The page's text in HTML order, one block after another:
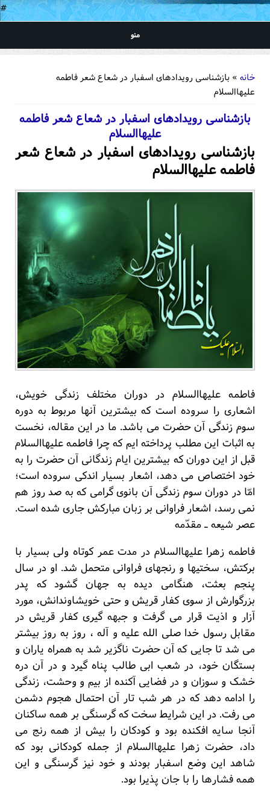
#
منو
خانه » بازشناسی رویدادهای اسفبار در شعاع شعر فاطمه
علیهاالسلام
بازشناسی رویدادهای اسفبار در شعاع شعر فاطمه
علیهاالسلام
بازشناسی رویدادهای اسفبار در شعاع شعر
فاطمه علیهاالسلام
فاطمه علیهاالسلام در دوران مختلف زندگی خویش،
اشعاری را سروده است که بیشترین آنها مربوط به دوره
سوم زندگی آن حضرت می باشد. ما در این مقاله، نخست
به اثبات این مطلب پرداخته ایم که چرا فاطمه علیهاالسلام
قبل از این دوران که بیشترین ایام زندگانی آن حضرت را به
خود اختصاص می دهد، اشعار بسیار اندکی سروده است؛
امّا در دوران سوم زندگی آن بانوی گرامی که به صد روز هم
نمی رسد، اشعار فراوانی بر زبان مبارکش جاری شده است.
عصر شیعه ـ مقدّمه
فاطمه زهرا علیهاالسلام در مدت عمر کوتاه ولی بسیار با
برکتش، سختیها و رنجهای فراوانی متحمل شد. او در سال
پنجم بعثت، هنگامی دیده به جهان گشود که پدر
بزرگوارش از سوی کفار قریش و حتی خویشاوندانش، مورد
آزار و اذیت قرار می گرفت و جبهه گیری کفار قریش در
مقابل رسول خدا صلی الله علیه و آله ، روز به روز بیشتر
می شد تا جایی که آن حضرت ناگزیر شد به همراه یاران و
بستگان خود، در شعب ابی طالب پناه گیرد و در آن دره
خشک و سوزان و در فضایی آکنده از بیم و وحشت، زندگی
را ادامه دهد که در هر شب تار آن احتمال هجوم دشمن
می رفت. در این شرایط سخت که گرسنگی بر همه ساکنان
آنجا سایه افکنده بود و کودکان را بیش از همه رنج می
داد، حضرت زهرا علیهاالسلام از جمله کودکانی بود که
شاهد این وضع اسفبار بودند و خود نیز گرسنگی و این
همه فشارها را با جان پذیرا بود.